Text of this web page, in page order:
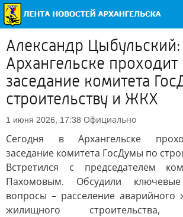
Александр
Архангельске
заседание комитета
строительству и ЖКХ
1 июня 2026, 17:38 Официально
Сегодня в Архангельске
заседание комитета ГосДумы по
Встретился с председателем
Пахомовым. Обсудили
вопросы – расселение аварийного
жилищного строительства,